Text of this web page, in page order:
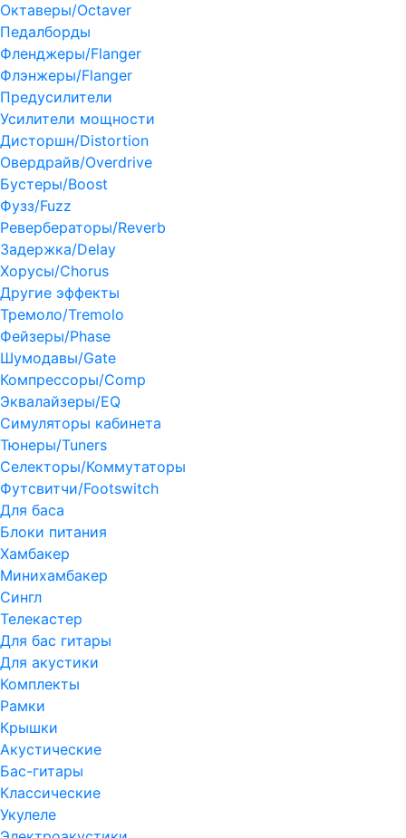
Октаверы/Octaver
Педалборды
Фленджеры/Flanger
Флэнжеры/Flanger
Предусилители
Усилители мощности
Дисторшн/Distortion
Овердрайв/Overdrive
Бустеры/Boost
Фузз/Fuzz
Ревербераторы/Reverb
Задержка/Delay
Хорусы/Chorus
Другие эффекты
Тремоло/Tremolo
Фейзеры/Phase
Шумодавы/Gate
Компрессоры/Comp
Эквалайзеры/EQ
Симуляторы кабинета
Тюнеры/Tuners
Селекторы/Коммутаторы
Футсвитчи/Footswitch
Для баса
Блоки питания
Хамбакер
Минихамбакер
Сингл
Телекастер
Для бас гитары
Для акустики
Комплекты
Рамки
Крышки
Акустические
Бас-гитары
Классические
Укулеле